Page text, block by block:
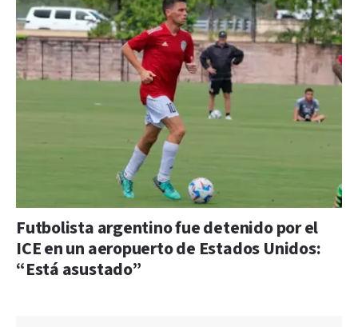
Futbolista argentino fue detenido por el
ICE en un aeropuerto de Estados Unidos:
“Está asustado”